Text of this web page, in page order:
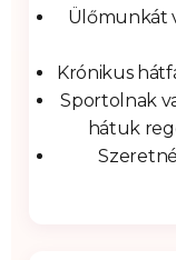
Ülőmunkát
Krónikus
Sportolnak
hátuk